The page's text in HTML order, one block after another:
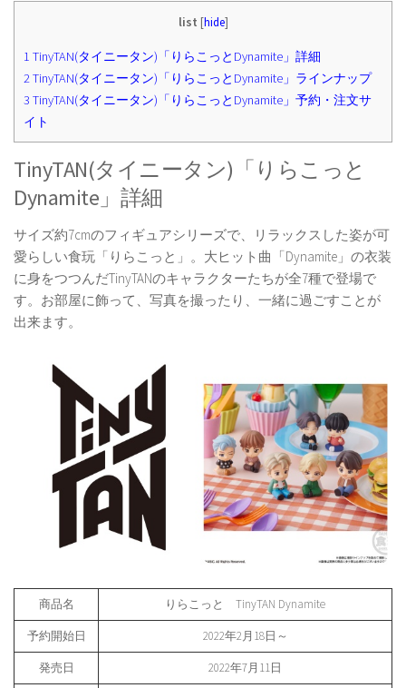
list [hide]
1 TinyTAN(タイニータン)「りらこっとDynamite」詳細
2TinyTAN(タイニータン)「りらこっとDynamite」ラインナップ
3 TinyTAN(タイニータン)「りらこっとDynamite」予約・注文サ
イト
TinyTAN(タイニータン)「りらこっと
Dynamite」詳細
サイズ約7cmのフィギュアシリーズで、リラックスした姿が可
愛らしい食玩「りらこっと」。大ヒット曲「Dynamite」の衣装
に身をつつんだTinyTANのキャラクターたちが全7種で登場で
す。お部屋に飾って、写真を撮ったり、一緒に過ごすことが
出来ます。
商品名 りらこっと TinyTAN Dynamite
予約開始日 2022年2月18日～
発売日 2022年7月11日